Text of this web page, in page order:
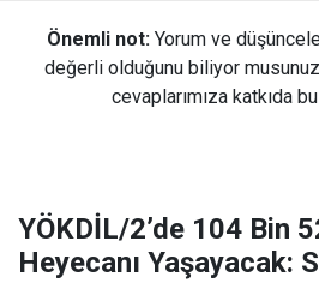
Önemli not: Yorum ve
değerli olduğunu biliyor
cevaplarımıza katkıda
YÖKDİL/2’de 104 Bin
Heyecanı Yaşayacak: